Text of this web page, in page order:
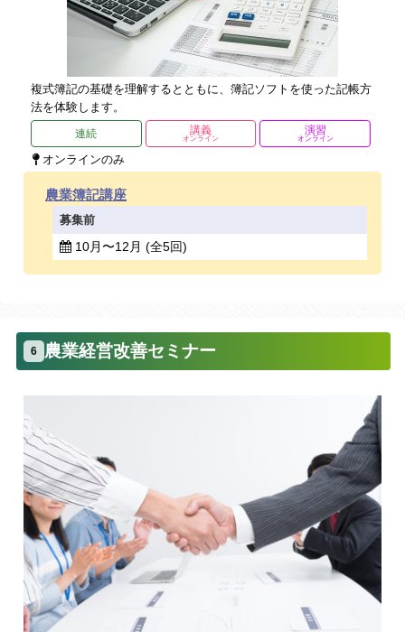
複式簿記の基礎を理解するとともに、簿記ソフトを使った記帳方
法を体験します。
連続 講義
オンライン
演習
オンライン
オンラインのみ
農業簿記講座
募集前
10月〜12月 (全5回)
6 農業経営改善セミナー